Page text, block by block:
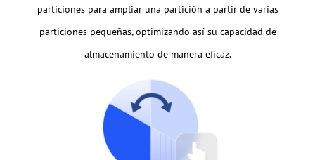
particiones para ampliar una partición a partir de varias
particiones pequeñas, optimizando así su capacidad de
almacenamiento de manera eficaz.